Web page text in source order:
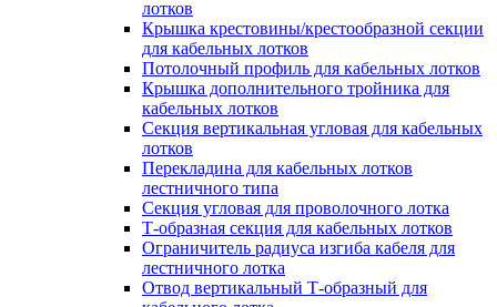
лотков
Крышка крестовины/крестообразной секции
для кабельных лотков
Потолочный профиль для кабельных лотков
Крышка дополнительного тройника для
кабельных лотков
Секция вертикальная угловая для кабельных
лотков
Перекладина для кабельных лотков
лестничного типа
Секция угловая для проволочного лотка
Т-образная секция для кабельных лотков
Ограничитель радиуса изгиба кабеля для
лестничного лотка
Отвод вертикальный Т-образный для